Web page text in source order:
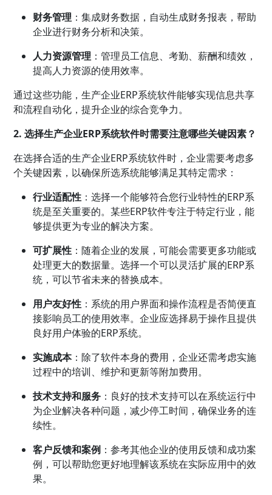
财务管理 ：集成财务数据，自动生成财务报表，帮助
企业进行财务分析和决策。
人力资源管理 ：管理员工信息、考勤、薪酬和绩效，
提高人力资源的使用效率。
通过这些功能，生产企业ERP系统软件能够实现信息共享
和流程自动化，提升企业的综合竞争力。
2. 选择生产企业ERP系统软件时需要注意哪些关键因素？
在选择合适的生产企业ERP系统软件时，企业需要考虑多
个关键因素，以确保所选系统能够满足其特定需求：
行业适配性 ：选择一个能够符合您行业特性的ERP系
统是至关重要的。某些ERP软件专注于特定行业，能
够提供更为专业的解决方案。
可扩展性 ：随着企业的发展，可能会需要更多功能或
处理更大的数据量。选择一个可以灵活扩展的ERP系
统，可以节省未来的替换成本。
用户友好性 ：系统的用户界面和操作流程是否简便直
接影响员工的使用效率。企业应选择易于操作且提供
良好用户体验的ERP系统。
实施成本：除了软件本身的费用，企业还需考虑实施
过程中的培训、维护和更新等附加费用。
技术支持和服务 ：良好的技术支持可以在系统运行中
为企业解决各种问题，减少停工时间，确保业务的连
续性。
客户反馈和案例 ：参考其他企业的使用反馈和成功案
例，可以帮助您更好地理解该系统在实际应用中的效
果。